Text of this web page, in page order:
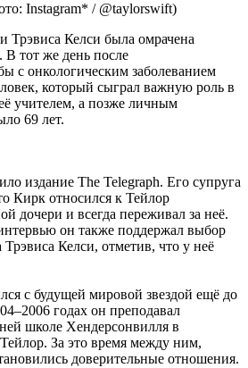
Instagram* / @taylorswift)
Трэвиса Келси была омрачена
В тот же день после
с онкологическим заболеванием
который сыграл важную роль в
учителем, а позже личным
69 лет.
издание The Telegraph. Его супруга
Кирк относился к Тейлор
дочери и всегда переживал за неё.
он также поддержал выбор
Келси, отметив, что у неё
с будущей мировой звездой ещё до
годах он преподавал
школе Хендерсонвилля в
За это время между ним,
доверительные отношения.